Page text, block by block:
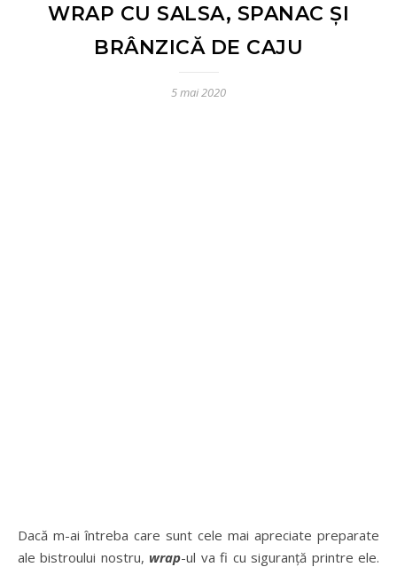
WRAP CU SALSA, SPANAC ȘI
BRÂNZICĂ DE CAJU
5 mai 2020
Dacă m-ai întreba care sunt cele mai apreciate preparate
ale bistroului nostru, wrap-ul va fi cu siguranță printre ele.